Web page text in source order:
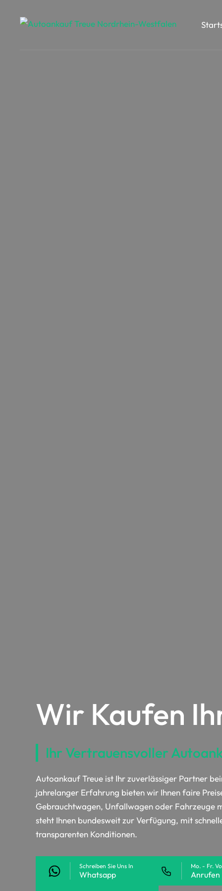
Wir Kaufen
Ihr Vertrauensvoller
Autoankauf Treue ist Ihr zuverlässiger Partner
jahrelanger Erfahrung bieten wir Ihnen faire
Gebrauchtwagen, Unfallwagen oder Fahrzeuge
steht Ihnen bundesweit zur Verfügung, mit
transparenten Konditionen.
Schreiben Sie Uns In
Whatsapp
Mo. - Fr.
Anrufen